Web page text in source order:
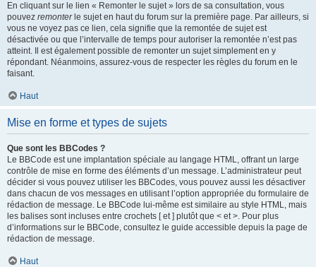
En cliquant sur le lien « Remonter le sujet » lors de sa consultation, vous
pouvez remonterle sujet en haut du forum sur la première page. Par ailleurs, si
vous ne voyez pas ce lien, cela signifie que la remontée de sujet est
désactivée ou que l’intervalle de temps pour autoriser la remontée n’est pas
atteint. Il est également possible de remonter un sujet simplement en y
répondant. Néanmoins, assurez-vous de respecter les règles du forum en le
faisant.
Haut
Mise en forme et types de sujets
Que sont les BBCodes ?
Le BBCode est une implantation spéciale au langage HTML, offrant un large
contrôle de mise en forme des éléments d’un message. L’administrateur peut
décider si vous pouvez utiliser les BBCodes, vous pouvez aussi les désactiver
dans chacun de vos messages en utilisant l’option appropriée du formulaire de
rédaction de message. Le BBCode lui-même est similaire au style HTML, mais
les balises sont incluses entre crochets [ et ] plutôt que < et >. Pour plus
d’informations sur le BBCode, consultez le guide accessible depuis la page de
rédaction de message.
Haut